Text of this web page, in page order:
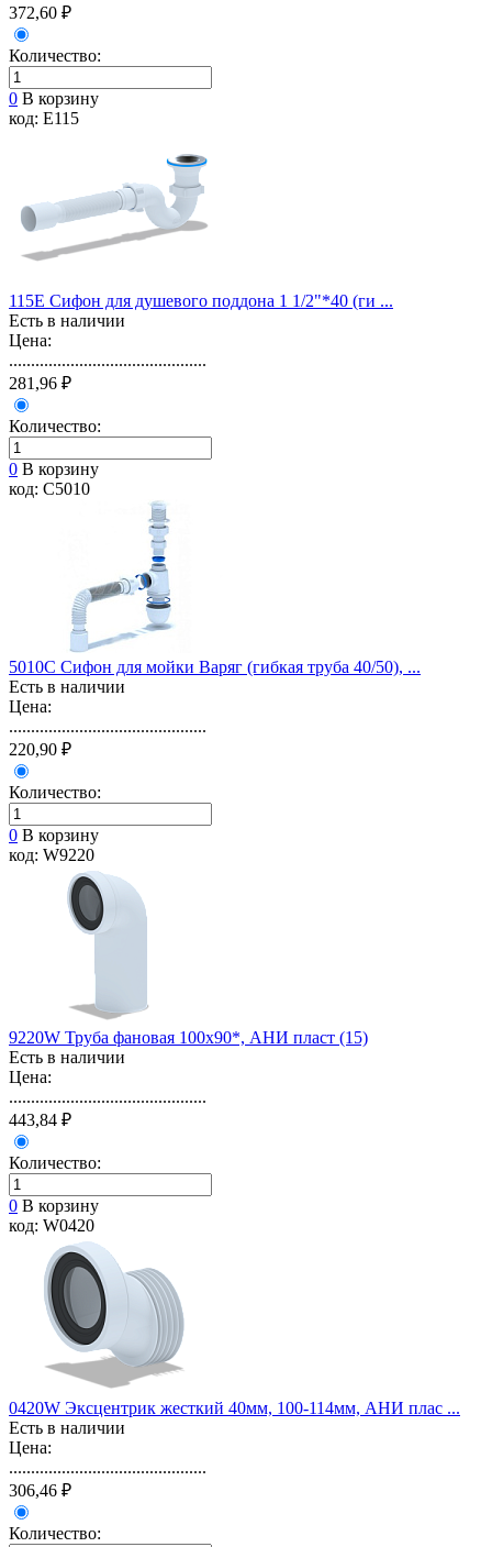
372,60 ₽
Количество:
0 В корзину
код: E115
115E Сифон для душевого поддона 1 1/2"*40 (ги ...
Есть в наличии
Цена:
.............................................
281,96 ₽
Количество:
0 В корзину
код: C5010
5010C Сифон для мойки Варяг (гибкая труба 40/50), ...
Есть в наличии
Цена:
.............................................
220,90 ₽
Количество:
0 В корзину
код: W9220
9220W Труба фановая 100х90*, АНИ пласт (15)
Есть в наличии
Цена:
.............................................
443,84 ₽
Количество:
0 В корзину
код: W0420
0420W Эксцентрик жесткий 40мм, 100-114мм, АНИ плас ...
Есть в наличии
Цена:
.............................................
306,46 ₽
Количество: